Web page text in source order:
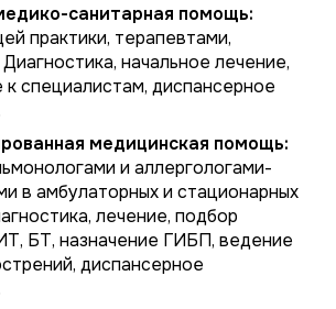
санитарная помощь:
практики, терапевтами,
начальное лечение,
к специалистам, диспансерное
медицинская помощь:
и аллергологами-
в амбулаторных и стационарных
лечение, подбор
БТ, назначение ГИБП, ведение
диспансерное